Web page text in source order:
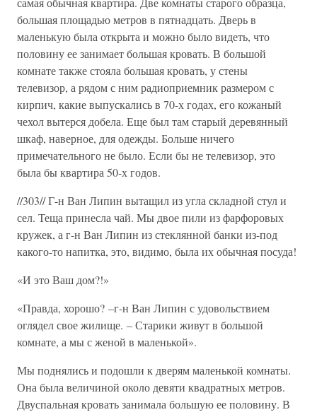
большая площадью метров в пятнадцать. Дверь в
маленькую была открыта и можно было видеть, что
половину ее занимает большая кровать. В большой
комнате также стояла большая кровать, у стены
телевизор, а рядом с ним радиоприемник размером с
кирпич, какие выпускались в 70-х годах, его кожаный
чехол вытерся добела. Еще был там старый деревянный
шкаф, наверное, для одежды. Больше ничего
примечательного не было. Если бы не телевизор, это
была бы квартира 50-х годов.
//303// Г-н Ван Липин вытащил из угла складной стул и
сел. Теща принесла чай. Мы двое пили из фарфоровых
кружек, а г-н Ван Липин из стеклянной банки из-под
какого-то напитка, это, видимо, была их обычная посуда!
«И это Ваш дом?!»
«Правда, хорошо? –г-н Ван Липин с удовольствием
оглядел свое жилище. – Старики живут в большой
комнате, а мы с женой в маленькой».
Мы поднялись и подошли к дверям маленькой комнаты.
Она была величиной около девяти квадратных метров.
Двуспальная кровать занимала большую ее половину. В